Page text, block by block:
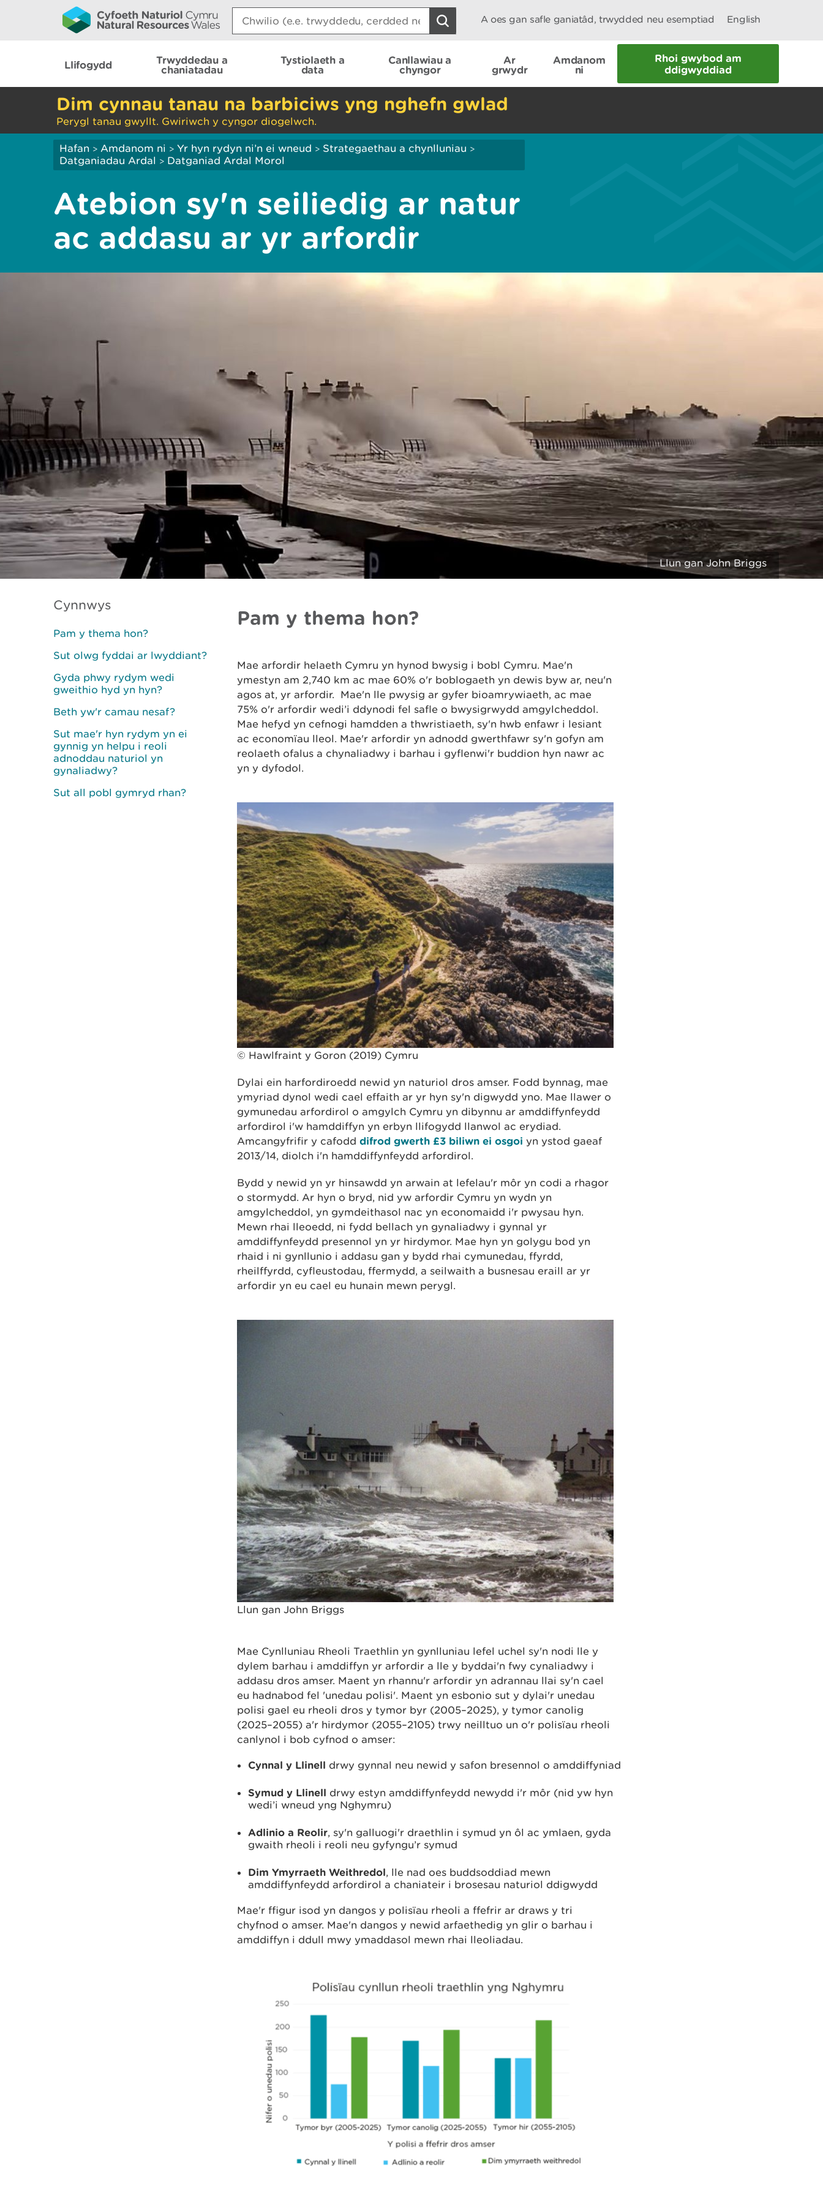
Search:
A oes gan safle ganiatâd, trwydded neu esemptiad English
Llifogydd
Trwyddedau a
chaniatadau
Tystiolaeth a
data
Canllawiau a
chyngor
Ar
grwydr
Amdanom
ni
Rhoi gwybod am
ddigwyddiad
Dim cynnau tanau na barbiciws yng nghefn gwlad
Perygl tanau gwyllt. Gwiriwch y cyngor diogelwch.
Hafan > Amdanom ni > Yr hyn rydyn ni’n ei wneud > Strategaethau a chynlluniau >
Datganiadau Ardal > Datganiad Ardal Morol
Atebion sy'n seiliedig ar natur
ac addasu ar yr arfordir
Llun gan John Briggs
Cynnwys
Pam y thema hon?
Sut olwg fyddai ar lwyddiant?
Gyda phwy rydym wedi
gweithio hyd yn hyn?
Beth yw'r camau nesaf?
Sut mae'r hyn rydym yn ei
gynnig yn helpu i reoli
adnoddau naturiol yn
gynaliadwy?
Sut all pobl gymryd rhan?
Pam y thema hon?
Mae arfordir helaeth Cymru yn hynod bwysig i bobl Cymru. Mae'n
ymestyn am 2,740 km ac mae 60% o'r boblogaeth yn dewis byw ar, neu'n
agos at, yr arfordir. Mae'n lle pwysig ar gyfer bioamrywiaeth, ac mae
75% o'r arfordir wedi’i ddynodi fel safle o bwysigrwydd amgylcheddol.
Mae hefyd yn cefnogi hamdden a thwristiaeth, sy'n hwb enfawr i lesiant
ac economïau lleol. Mae'r arfordir yn adnodd gwerthfawr sy'n gofyn am
reolaeth ofalus a chynaliadwy i barhau i gyflenwi'r buddion hyn nawr ac
yn y dyfodol.
© Hawlfraint y Goron (2019) Cymru​
Dylai ein harfordiroedd newid yn naturiol dros amser. Fodd bynnag, mae
ymyriad dynol wedi cael effaith ar yr hyn sy'n digwydd yno. Mae llawer o
gymunedau arfordirol o amgylch Cymru yn dibynnu ar amddiffynfeydd
arfordirol i'w hamddiffyn yn erbyn llifogydd llanwol ac erydiad.
Amcangyfrifir y cafodd difrod gwerth £3 biliwn ei osgoi yn ystod gaeaf
2013/14, diolch i'n hamddiffynfeydd arfordirol.
Bydd y newid yn yr hinsawdd yn arwain at lefelau'r môr yn codi a rhagor
o stormydd. Ar hyn o bryd, nid yw arfordir Cymru yn wydn yn
amgylcheddol, yn gymdeithasol nac yn economaidd i'r pwysau hyn.
Mewn rhai lleoedd, ni fydd bellach yn gynaliadwy i gynnal yr
amddiffynfeydd presennol yn yr hirdymor. Mae hyn yn golygu bod yn
rhaid i ni gynllunio i addasu gan y bydd rhai cymunedau, ffyrdd,
rheilffyrdd, cyfleustodau, ffermydd, a seilwaith a busnesau eraill ar yr
arfordir yn eu cael eu hunain mewn perygl.
Llun gan John Briggs
Mae Cynlluniau Rheoli Traethlin yn gynlluniau lefel uchel sy'n nodi lle y
dylem barhau i amddiffyn yr arfordir a lle y byddai'n fwy cynaliadwy i
addasu dros amser. Maent yn rhannu'r arfordir yn adrannau llai sy'n cael
eu hadnabod fel 'unedau polisi'. Maent yn esbonio sut y dylai'r unedau
polisi gael eu rheoli dros y tymor byr (2005–2025), y tymor canolig
(2025–2055) a'r hirdymor (2055–2105) trwy neilltuo un o'r polisïau rheoli
canlynol i bob cyfnod o amser:
Cynnal y Llinell drwy gynnal neu newid y safon bresennol o amddiffyniad
Symud y Llinell drwy estyn amddiffynfeydd newydd i'r môr (nid yw hyn
wedi’i wneud yng Nghymru)
Adlinio a Reolir, sy'n galluogi'r draethlin i symud yn ôl ac ymlaen, gyda
gwaith rheoli i reoli neu gyfyngu’r symud
Dim Ymyrraeth Weithredol, lle nad oes buddsoddiad mewn
amddiffynfeydd arfordirol a chaniateir i brosesau naturiol ddigwydd
Mae'r ffigur isod yn dangos y polisïau rheoli a ffefrir ar draws y tri
chyfnod o amser. Mae'n dangos y newid arfaethedig yn glir o barhau i
amddiffyn i ddull mwy ymaddasol mewn rhai lleoliadau.